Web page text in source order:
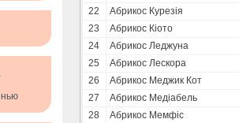
22
Абрикос Курезія
23
Абрикос Кіото
24
Абрикос Леджуна
25
Абрикос Лескора
26
Абрикос Меджик Кот
27
Абрикос Медіабель
28
Абрикос Мемфіс